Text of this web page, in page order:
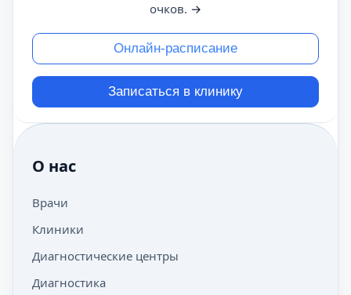
очков. →
Онлайн-расписание
Записаться в клинику
О нас
Врачи
Клиники
Диагностические центры
Диагностика